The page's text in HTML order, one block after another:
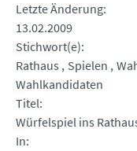
Letzte Änderung
13.02.2009
Stichwort(e)
Rathaus
Spielen
Wahlkandidaten
Titel
Würfelspiel ins
In